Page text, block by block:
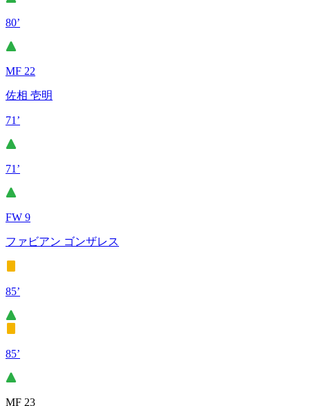
80’
MF 22
佐相 壱明
71’
71’
FW 9
ファビアン ゴンザレス
85’
85’
MF 23